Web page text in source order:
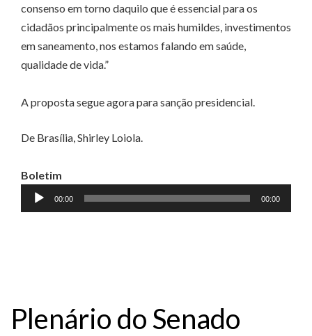
consenso em torno daquilo que é essencial para os
cidadãos principalmente os mais humildes, investimentos
em saneamento, nos estamos falando em saúde,
qualidade de vida.”
A proposta segue agora para sanção presidencial.
De Brasília, Shirley Loiola.
Boletim
Tocador
de
00:00 00:00
Plenário do Senado